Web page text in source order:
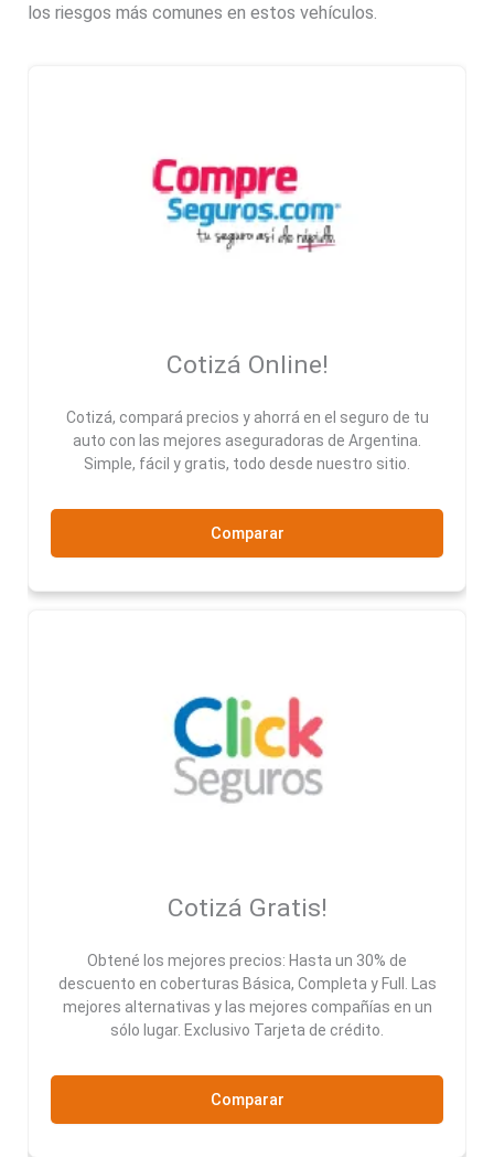
los riesgos más comunes en estos vehículos.
Cotizá Online!
Cotizá, compará precios y ahorrá en el seguro de tu
auto con las mejores aseguradoras de Argentina.
Simple, fácil y gratis, todo desde nuestro sitio.
Comparar
Cotizá Gratis!
Obtené los mejores precios: Hasta un 30% de
descuento en coberturas Básica, Completa y Full. Las
mejores alternativas y las mejores compañías en un
sólo lugar. Exclusivo Tarjeta de crédito.
Comparar